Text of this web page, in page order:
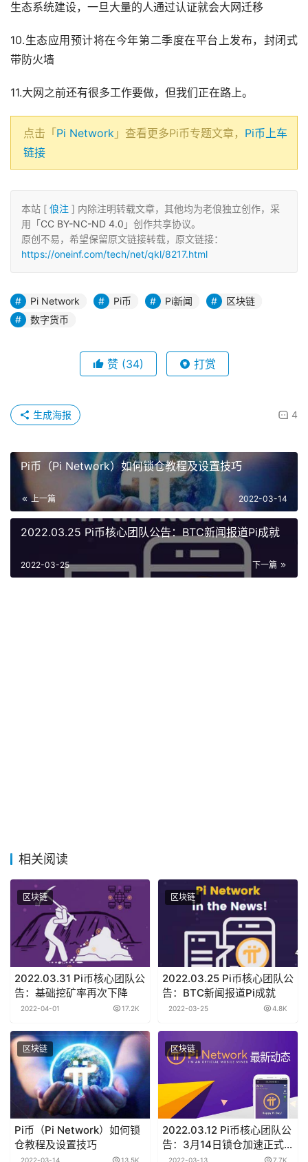
生态系统建设，一旦大量的人通过认证就会大网迁移
10.生态应用预计将在今年第二季度在平台上发布，封闭式
带防火墙
11.大网之前还有很多工作要做，但我们正在路上。
点击「Pi Network 」查看更多Pi币专题文章， Pi币上车
链接
本站 [ 俍注 ] 内除注明转载文章，其他均为老俍独立创作，采
用「CC BY-NC-ND 4.0 」创作共享协议。
原创不易，希望保留原文链接转载，原文链接：
https://oneinf.com/tech/net/qkl/8217.html
Pi Network Pi币 Pi新闻
区块链
数字货币
赞 (34) 打赏
4
生成海报
Pi币（Pi Network）如何锁仓教程及设置技巧
上一篇 2022-03-14
2022.03.25 Pi币核心团队公告：BTC新闻报道Pi成就
下一篇
2022-03-25
相关阅读
区块链
2022.03.31 Pi币核心团队公
告：基础挖矿率再次下降
2022-04-01 17.2K
区块链
2022.03.25 Pi币核心团队公
告：BTC新闻报道Pi成就
2022-03-25 4.8K
区块链
Pi币（Pi Network）如何锁
仓教程及设置技巧
2022-03-14 13.5K
区块链
2022.03.12 Pi币核心团队公
告：3月14日锁仓加速正式
生效
2022-03-13 7.7K